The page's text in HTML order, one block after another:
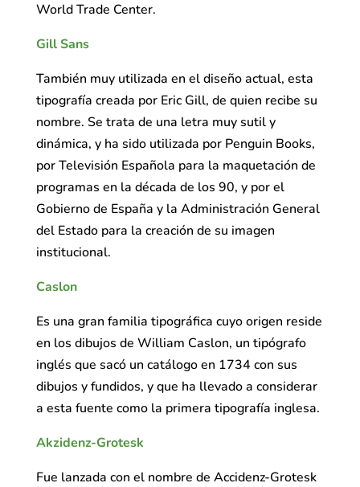
World Trade Center.
Gill Sans
También muy utilizada en el diseño actual, esta
tipografía creada por Eric Gill, de quien recibe su
nombre. Se trata de una letra muy sutil y
dinámica, y ha sido utilizada por Penguin Books,
por Televisión Española para la maquetación de
programas en la década de los 90, y por el
Gobierno de España y la Administración General
del Estado para la creación de su imagen
institucional.
Caslon
Es una gran familia tipográfica cuyo origen reside
en los dibujos de William Caslon, un tipógrafo
inglés que sacó un catálogo en 1734 con sus
dibujos y fundidos, y que ha llevado a considerar
a esta fuente como la primera tipografía inglesa.
Akzidenz-Grotesk
Fue lanzada con el nombre de Accidenz-Grotesk